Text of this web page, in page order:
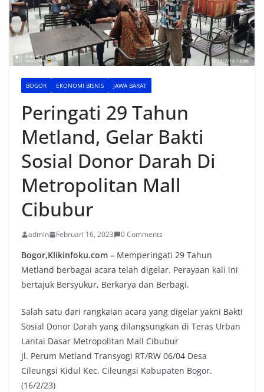
BOGOR EKONOMI BISNIS JAWA BARAT
Peringati 29 Tahun
Metland, Gelar Bakti
Sosial Donor Darah Di
Metropolitan Mall
Cibubur
admin Februari 16, 2023 0 Comments
Bogor,Klikinfoku.com – Memperingati 29 Tahun
Metland berbagai acara telah digelar. Perayaan kali ini
bertajuk Bersyukur, Berkarya dan Berbagi.
Salah satu dari rangkaian acara yang digelar yakni Bakti
Sosial Donor Darah yang dilangsungkan di Teras Urban
Lantai Dasar Metropolitan Mall Cibubur
Jl. Perum Metland Transyogi RT/RW 06/04 Desa
Cileungsi Kidul Kec. Cileungsi Kabupaten Bogor.
(16/2/23)